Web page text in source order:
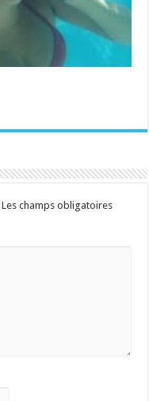
Les champs obligatoires